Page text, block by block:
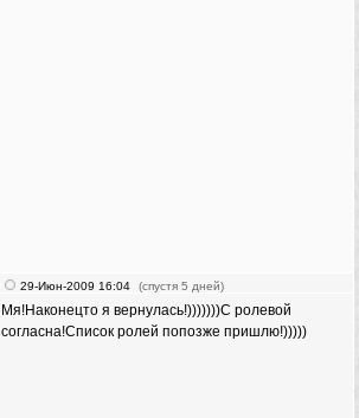
29-Июн-2009 16:04 (спустя 5 дней)
Мя!Наконецто я вернулась!)))))))С ролевой
согласна!Список ролей попозже пришлю!)))))